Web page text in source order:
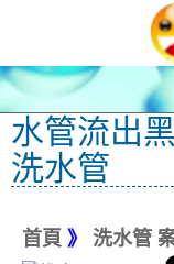
水管流出
洗水管
首頁 》 洗水管